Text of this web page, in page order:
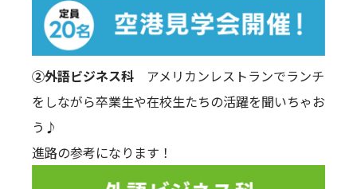
②外語ビジネス科 アメリカンレストランでランチ
をしながら卒業生や在校生たちの活躍を聞いちゃお
う♪
進路の参考になります！